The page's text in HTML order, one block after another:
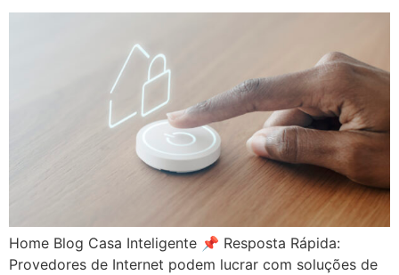
Home Blog Casa Inteligente 📌 Resposta Rápida:
Provedores de Internet podem lucrar com soluções de